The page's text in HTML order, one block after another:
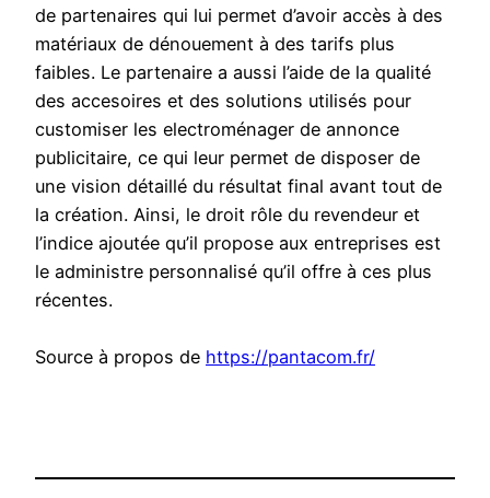
de partenaires qui lui permet d’avoir accès à des
matériaux de dénouement à des tarifs plus
faibles. Le partenaire a aussi l’aide de la qualité
des accesoires et des solutions utilisés pour
customiser les electroménager de annonce
publicitaire, ce qui leur permet de disposer de
une vision détaillé du résultat final avant tout de
la création. Ainsi, le droit rôle du revendeur et
l’indice ajoutée qu’il propose aux entreprises est
le administre personnalisé qu’il offre à ces plus
récentes.
Source à propos de https://pantacom.fr/